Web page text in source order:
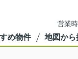
営業
め物件 地図から